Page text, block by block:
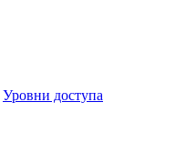
Уровни доступа